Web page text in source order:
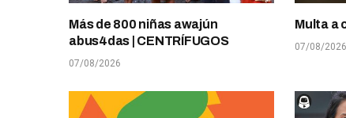
Más de 800 niñas awajún
abus4das | CENTRÍFUGOS
07/08/2026
Multa a
07/08/2026